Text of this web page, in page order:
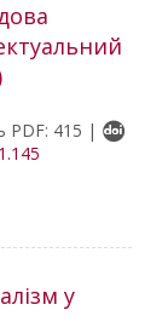
PDF: 415 |
у